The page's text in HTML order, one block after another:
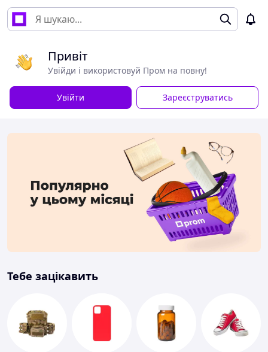
Привіт
Увійди і використовуй Пром на повну!
Увійти Зареєструватись
Тебе зацікавить